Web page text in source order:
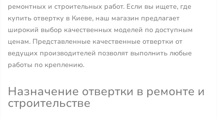
ремонтных и строительных работ. Если вы ищете, где
купить отвертку в Киеве, наш магазин предлагает
широкий выбор качественных моделей по доступным
ценам. Представленные качественные отвертки от
ведущих производителей позволят выполнить любые
работы по креплению.
Назначение отвертки в ремонте и
строительстве